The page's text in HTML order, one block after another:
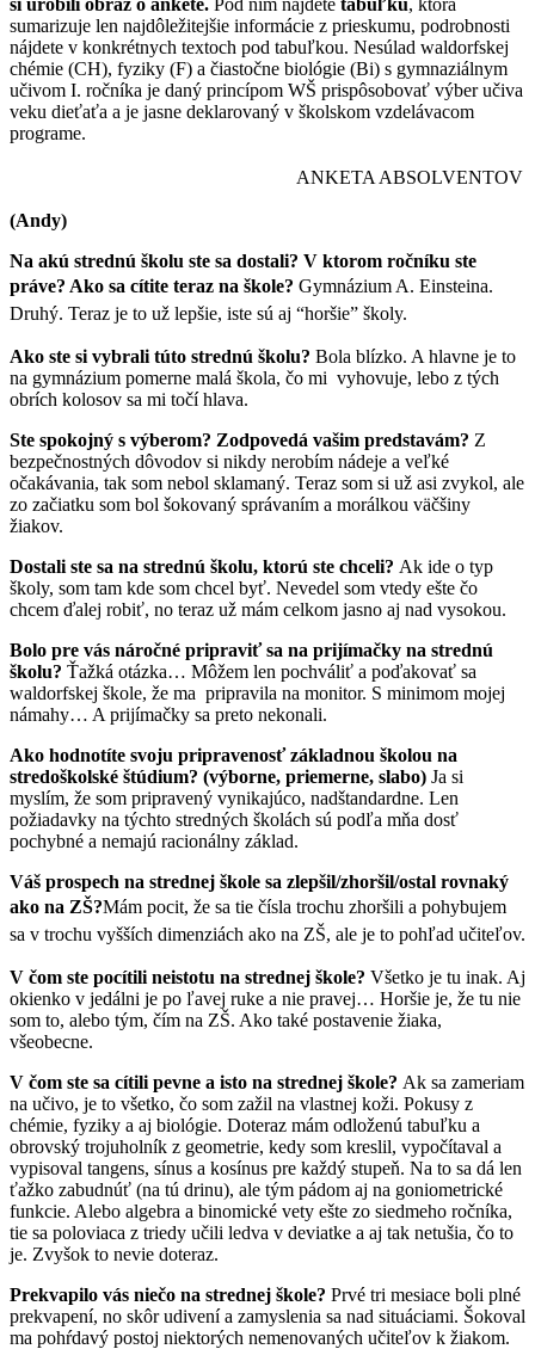
sumarizuje len najdôležitejšie informácie z prieskumu, podrobnosti
nájdete v konkrétnych textoch pod tabuľkou. Nesúlad waldorfskej
chémie (CH), fyziky (F) a čiastočne biológie (Bi) s gymnaziálnym
učivom I. ročníka je daný princípom WŠ prispôsobovať výber učiva
veku dieťaťa a je jasne deklarovaný v školskom vzdelávacom
programe.
ANKETA ABSOLVENTOV
(Andy)
Na akú strednú školu ste sa dostali? V ktorom ročníku ste
práve? Ako sa cítite teraz na škole? Gymnázium A. Einsteina.
Druhý. Teraz je to už lepšie, iste sú aj “horšie” školy.
Ako ste si vybrali túto strednú školu? Bola blízko. A hlavne je to
na gymnázium pomerne malá škola, čo mi vyhovuje, lebo z tých
obrích kolosov sa mi točí hlava.
Ste spokojný s výberom? Zodpovedá vašim predstavám? Z
bezpečnostných dôvodov si nikdy nerobím nádeje a veľké
očakávania, tak som nebol sklamaný. Teraz som si už asi zvykol, ale
zo začiatku som bol šokovaný správaním a morálkou väčšiny
žiakov.
Dostali ste sa na strednú školu, ktorú ste chceli? Ak ide o typ
školy, som tam kde som chcel byť. Nevedel som vtedy ešte čo
chcem ďalej robiť, no teraz už mám celkom jasno aj nad vysokou.
Bolo pre vás náročné pripraviť sa na prijímačky na strednú
školu? Ťažká otázka… Môžem len pochváliť a poďakovať sa
waldorfskej škole, že ma pripravila na monitor. S minimom mojej
námahy… A prijímačky sa preto nekonali.
Ako hodnotíte svoju pripravenosť základnou školou na
stredoškolské štúdium? (výborne, priemerne, slabo) Ja si
myslím, že som pripravený vynikajúco, nadštandardne. Len
požiadavky na týchto stredných školách sú podľa mňa dosť
pochybné a nemajú racionálny základ.
Váš prospech na strednej škole sa zlepšil/zhoršil/ostal rovnaký
ako na ZŠ?Mám pocit, že sa tie čísla trochu zhoršili a pohybujem
sa v trochu vyšších dimenziách ako na ZŠ, ale je to pohľad učiteľov.
V čom ste pocítili neistotu na strednej škole? Všetko je tu inak. Aj
okienko v jedálni je po ľavej ruke a nie pravej… Horšie je, že tu nie
som to, alebo tým, čím na ZŠ. Ako také postavenie žiaka,
všeobecne.
V čom ste sa cítili pevne a isto na strednej škole? Ak sa zameriam
na učivo, je to všetko, čo som zažil na vlastnej koži. Pokusy z
chémie, fyziky a aj biológie. Doteraz mám odloženú tabuľku a
obrovský trojuholník z geometrie, kedy som kreslil, vypočítaval a
vypisoval tangens, sínus a kosínus pre každý stupeň. Na to sa dá len
ťažko zabudnúť (na tú drinu), ale tým pádom aj na goniometrické
funkcie. Alebo algebra a binomické vety ešte zo siedmeho ročníka,
tie sa poloviaca z triedy učili ledva v deviatke a aj tak netušia, čo to
je. Zvyšok to nevie doteraz.
Prekvapilo vás niečo na strednej škole? Prvé tri mesiace boli plné
prekvapení, no skôr udivení a zamyslenia sa nad situáciami. Šokoval
ma pohŕdavý postoj niektorých nemenovaných učiteľov k žiakom.